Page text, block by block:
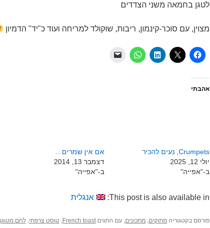
לטגן בחמאה משני הצדדים
מצוין, עם סוכר-קינמון, ריבות, שוקולד למריחה ועוד כ"יד" הדמיון
אהבתי
Crumpets, נעים להכיר
יולי 12, 2025
ב-"אפייה"
אם אין שמרים…
דצמבר 13, 2014
ב-"אפייה"
This post is also available in: אנגלית
פורסם בקטגוריה מתוקים, מתכונים, עם התגים French toast
, טוסט צרפתי, לחם מטוגן